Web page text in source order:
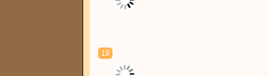
19